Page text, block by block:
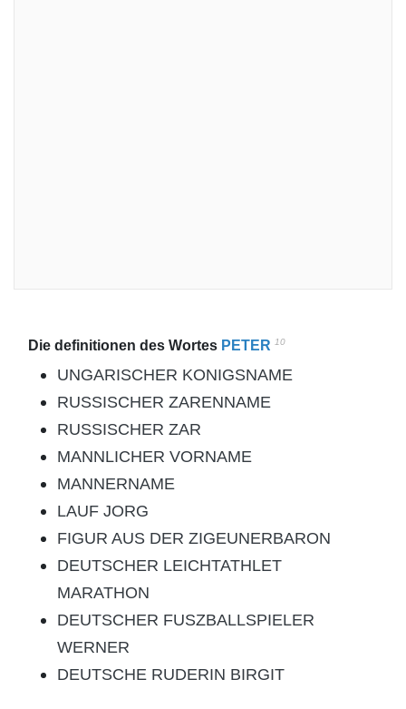
Die definitionen des Wortes PETER 10
UNGARISCHER KONIGSNAME
RUSSISCHER ZARENNAME
RUSSISCHER ZAR
MANNLICHER VORNAME
MANNERNAME
LAUF JORG
FIGUR AUS DER ZIGEUNERBARON
DEUTSCHER LEICHTATHLET
MARATHON
DEUTSCHER FUSZBALLSPIELER
WERNER
DEUTSCHE RUDERIN BIRGIT